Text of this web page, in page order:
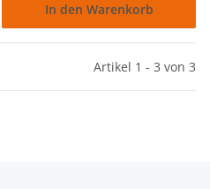
In den Warenkorb
Artikel 1 - 3 von 3